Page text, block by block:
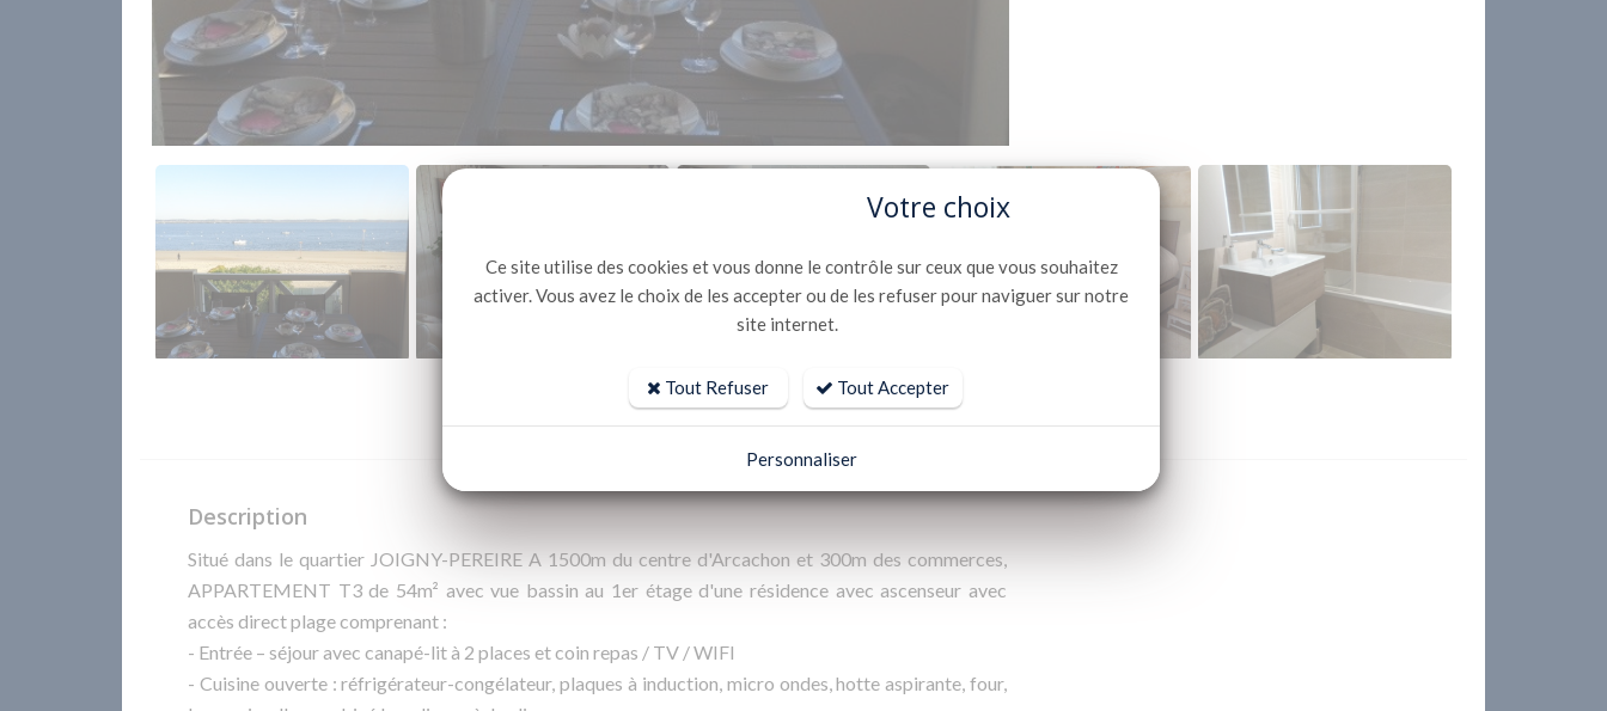
Description
Situé dans le quartier JOIGNY-PEREIRE A 1500m du centre d'Arcachon et 300m des commerces,
APPARTEMENT T3 de 54m² avec vue bassin au 1er étage d'une résidence avec ascenseur avec
accès direct plage comprenant :
- Entrée – séjour avec canapé-lit à 2 places et coin repas / TV / WIFI
- Cuisine ouverte : réfrigérateur-congélateur, plaques à induction, micro ondes, hotte aspirante, four,
Votre choix
Ce site utilise des cookies et vous donne le contrôle sur ceux que vous souhaitez
activer. Vous avez le choix de les accepter ou de les refuser pour naviguer sur notre
site internet.
Tout Refuser Tout Accepter
Personnaliser